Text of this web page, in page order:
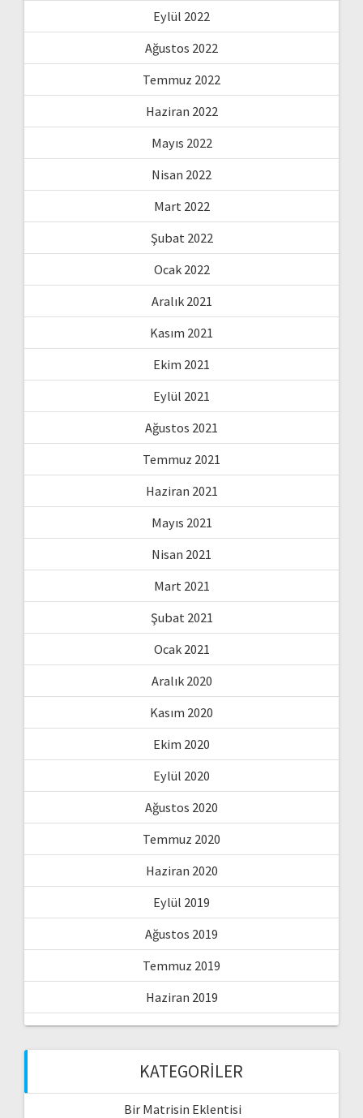
Eylül 2022
Ağustos 2022
Temmuz 2022
Haziran 2022
Mayıs 2022
Nisan 2022
Mart 2022
Şubat 2022
Ocak 2022
Aralık 2021
Kasım 2021
Ekim 2021
Eylül 2021
Ağustos 2021
Temmuz 2021
Haziran 2021
Mayıs 2021
Nisan 2021
Mart 2021
Şubat 2021
Ocak 2021
Aralık 2020
Kasım 2020
Ekim 2020
Eylül 2020
Ağustos 2020
Temmuz 2020
Haziran 2020
Eylül 2019
Ağustos 2019
Temmuz 2019
Haziran 2019
KATEGORILER
Bir Matrisin Eklentisi